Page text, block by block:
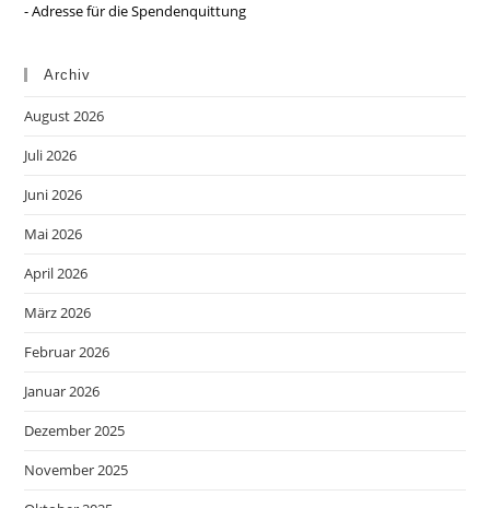
- Adresse für die Spendenquittung
Archiv
August 2026
Juli 2026
Juni 2026
Mai 2026
April 2026
März 2026
Februar 2026
Januar 2026
Dezember 2025
November 2025